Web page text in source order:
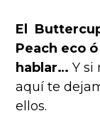
El
Peach eco
hablar… Y si
aquí te
ellos.